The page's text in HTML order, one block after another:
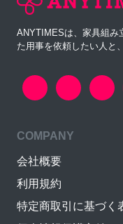
ANYTIMESは、家具組み
た用事を依頼したい人と
COMPANY
会社概要
利用規約
特定商取引に基づく